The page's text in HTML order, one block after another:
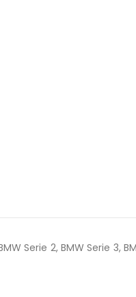
Serie 2, BMW Serie 3,